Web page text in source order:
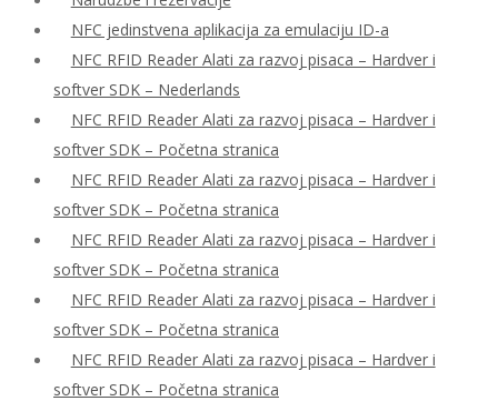
NFC jedinstvena aplikacija za emulaciju ID-a
NFC RFID Reader Alati za razvoj pisaca – Hardver i
softver SDK – Nederlands
NFC RFID Reader Alati za razvoj pisaca – Hardver i
softver SDK – Početna stranica
NFC RFID Reader Alati za razvoj pisaca – Hardver i
softver SDK – Početna stranica
NFC RFID Reader Alati za razvoj pisaca – Hardver i
softver SDK – Početna stranica
NFC RFID Reader Alati za razvoj pisaca – Hardver i
softver SDK – Početna stranica
NFC RFID Reader Alati za razvoj pisaca – Hardver i
softver SDK – Početna stranica